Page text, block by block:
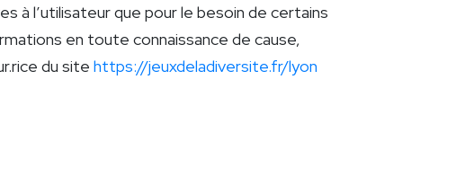
à l’utilisateur que pour le besoin de certains
en toute connaissance de cause,
du site https://jeuxdeladiversite.fr/lyon